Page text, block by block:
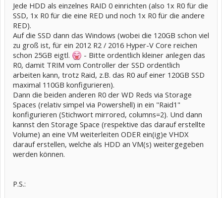
Jede HDD als einzelnes RAID 0 einrichten (also 1x R0 für die
SSD, 1x R0 für die eine RED und noch 1x R0 für die andere
RED).
Auf die SSD dann das Windows (wobei die 120GB schon viel
zu groß ist, für ein 2012 R2 / 2016 Hyper-V Core reichen
schon 25GB eigtl.
- Bitte ordentlich kleiner anlegen das
R0, damit TRIM vom Controller der SSD ordentlich
arbeiten kann, trotz Raid, z.B. das R0 auf einer 120GB SSD
maximal 110GB konfigurieren).
Dann die beiden anderen R0 der WD Reds via Storage
Spaces (relativ simpel via Powershell) in ein "Raid1"
konfigurieren (Stichwort mirrored, columns=2). Und dann
kannst den Storage Space (respektive das darauf erstellte
Volume) an eine VM weiterleiten ODER ein(ig)e VHDX
darauf erstellen, welche als HDD an VM(s) weitergegeben
werden können.
P.S.: